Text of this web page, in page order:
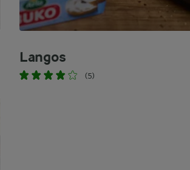
Langos
(5)